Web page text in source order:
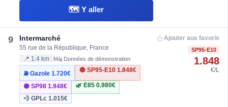
🗺️ Y aller
9 Intermarché
55 rue de la République, France
📍 1.4 km Màj Données de démonstration
⛽ Gazole1.720€
🔴 SP95-E10 1.848€
🟣 SP981.948€ 🌿 E85 0.980€
💨 GPLc1.015€
☆Ajouter aux favoris
SP95-E10
1.848
€/L